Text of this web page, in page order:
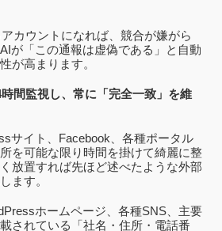
カウントになれば、競合が嫌がら
が「この通報は虚偽である」と自動
が高まります。
間監視し、常に「完全一致」を維
サイト、Facebook、各種ポータル
を可能な限り時間を掛けて綺麗に整
放置すれば先ほど述べたような外部
ます。
ホームページ、各種SNS、主要
されている「社名・住所・電話番